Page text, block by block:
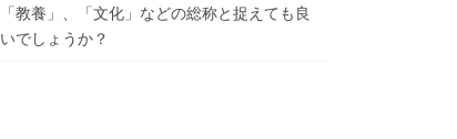
「教養」、「文化」などの総称と捉えても良
いでしょうか？